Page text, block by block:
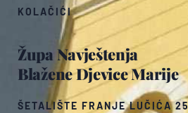
Župa Navještenja
Blažene Djevice Marije
ŠETALIŠTE FRANJE LUČIĆA 25
KOLAČIĆI